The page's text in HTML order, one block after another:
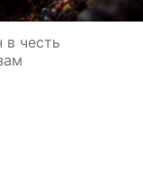
честь